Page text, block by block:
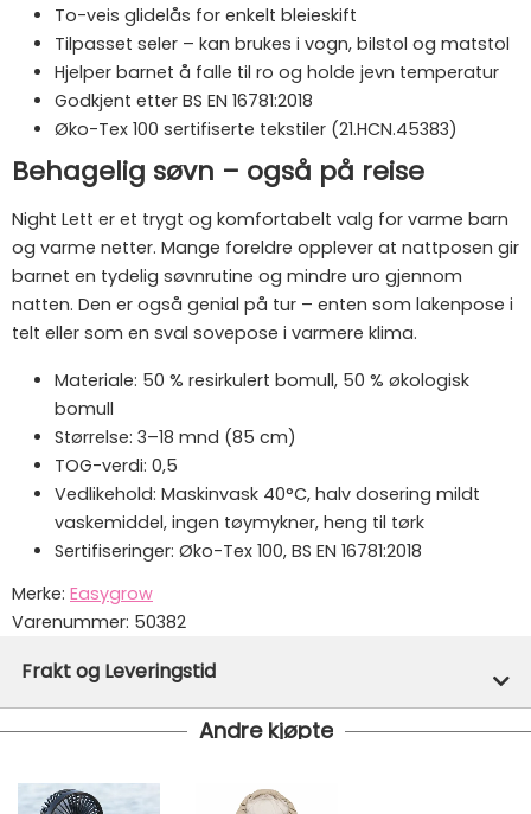
To-veis glidelås for enkelt bleieskift
Tilpasset seler – kan brukes i vogn, bilstol og matstol
Hjelper barnet å falle til ro og holde jevn temperatur
Godkjent etter BS EN 16781:2018
Øko-Tex 100 sertifiserte tekstiler (21.HCN.45383)
Behagelig søvn – også på reise
Night Lett er et trygt og komfortabelt valg for varme barn
og varme netter. Mange foreldre opplever at nattposen gir
barnet en tydelig søvnrutine og mindre uro gjennom
natten. Den er også genial på tur – enten som lakenpose i
telt eller som en sval sovepose i varmere klima.
Materiale: 50 % resirkulert bomull, 50 % økologisk
bomull
Størrelse: 3–18 mnd (85 cm)
TOG-verdi: 0,5
Vedlikehold: Maskinvask 40°C, halv dosering mildt
vaskemiddel, ingen tøymykner, heng til tørk
Sertifiseringer: Øko-Tex 100, BS EN 16781:2018
Merke: Easygrow
Varenummer: 50382
Frakt og Leveringstid
Denne varen er ikke lager hos oss, men vil bli bestilt
lager.
Andre kjøpte